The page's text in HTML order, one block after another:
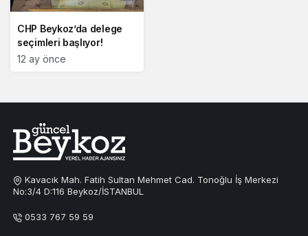
CHP Beykoz’da delege
seçimleri başlıyor!
12 ay önce
Kavacık Mah. Fatih Sultan Mehmet Cad. Tonoğlu İş Merkezi
No:3/4 D:116 Beykoz/İSTANBUL
0533 767 59 59